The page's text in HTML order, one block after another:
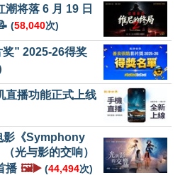
潮将落 6 月 19 日
(58,040次)
” 2025-26得奖
直播功能正式上线
影《Symphony
光与影的交响）
播 🖼️▶️ (44,494次)